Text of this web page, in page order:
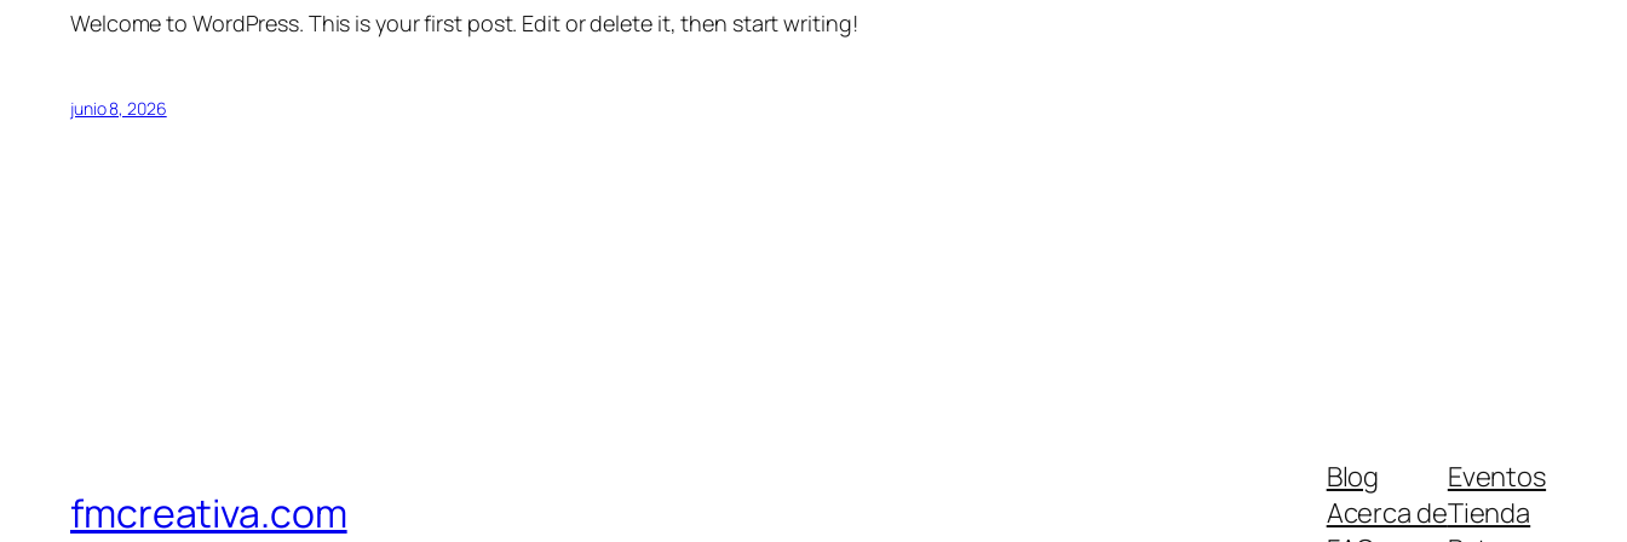
Welcome to WordPress. This is your first post. Edit or delete it, then start writing!
junio 8, 2026
fmcreativa.com
Blog
Acerca de
Eventos
Tienda